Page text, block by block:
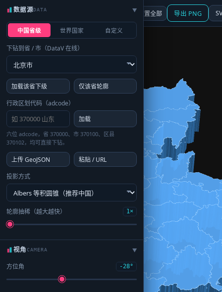
☰ 面板 地图 重置全部 导出 PNG
数据源DATA ▶
中国省级 世界国家 自定义
下钻到省 / 市（DataV 在线）
加载该省下级
仅该省轮廓
行政区划代码（adcode）
加载
六位 adcode，省 370000、市 370100、区县
370102，均可直接下钻。
上传 GeoJSON
粘贴 / URL
投影方式
轮廓抽稀（越大越快） 1×
视角CAMERA ▶
方位角 -28°